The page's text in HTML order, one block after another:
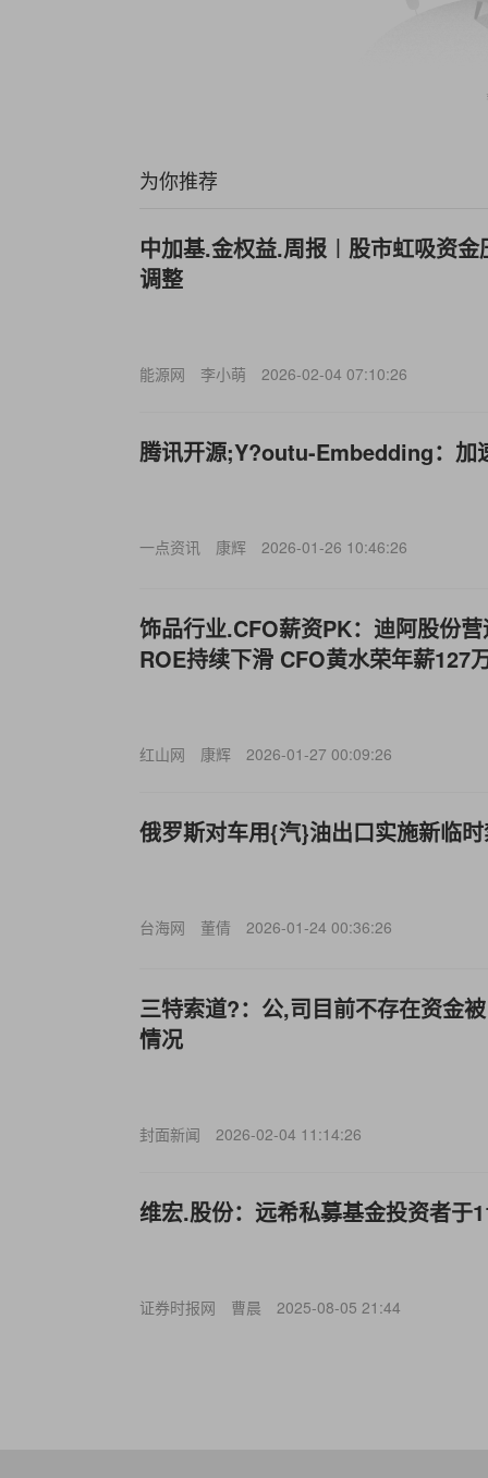
为你推荐
中加基.金权益.周报︱股市虹吸资
调整
能源网 李小萌 2026-02-04 07:10:26
腾讯开源;Y?outu-Embedding：加
一点资讯 康辉 2026-01-26 10:46:26
饰品行业.CFO薪资PK：迪阿股份
ROE持续下滑 CFO黄水荣年薪127
红山网 康辉 2026-01-27 00:09:26
俄罗斯对车用{汽}油出口实施新临
台海网 董倩 2026-01-24 00:36:26
三特索道?：公,司目前不存在资金
情况
封面新闻 2026-02-04 11:14:26
维宏.股份：远希私募基金投资者于
证券时报网 曹晨 2025-08-05 21:44